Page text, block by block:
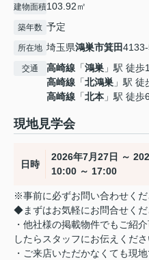
建物面積103.92㎡
築年数 予定
所在地 埼玉県鴻巣市箕田
交通 高崎線 「鴻巣 」駅 徒歩
高崎線 「北鴻巣 」駅 徒
高崎線 「北本 」駅 徒歩
現地見学会
日時
2026年7月27日 ～
10:00 ～ 17:00
※事前に必ずお問い合わせく
◆まずはお気軽にお問合せくだ
・他社様の掲載物件でもご紹
したらスタッフにお伝えくださ
・ご来店いただかなくても現